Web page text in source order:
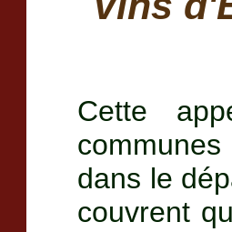
Cette
dans le
couvrent